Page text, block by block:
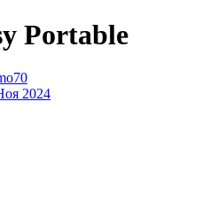
Portable
2024